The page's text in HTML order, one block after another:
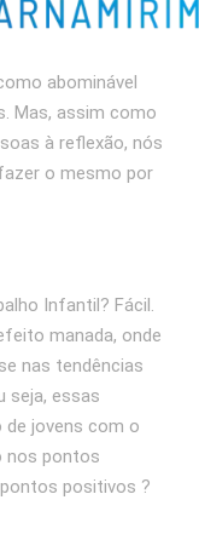
abominável
Mas, assim como
à reflexão, nós
o mesmo por
Infantil? Fácil.
manada, onde
nas tendências
seja, essas
jovens com o
nos pontos
positivos ?